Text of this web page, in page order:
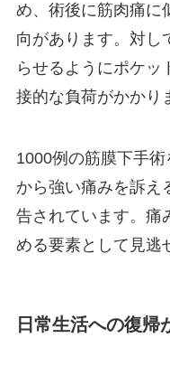
め、術後に筋肉痛に
向があります。対し
らせるようにポケッ
接的な負荷がかかり
1000例の筋膜下手
から強い痛みを訴え
告されています。痛
める要素として見逃
日常生活への復帰